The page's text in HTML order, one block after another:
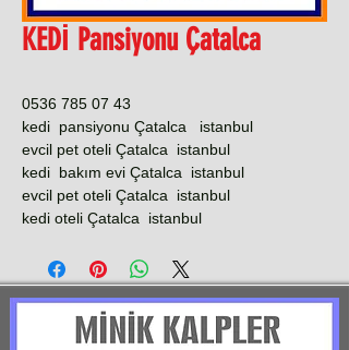
KEDİ Pansiyonu Çatalca
0536 785 07 43
kedi pansiyonu Çatalca istanbul
evcil pet oteli Çatalca istanbul
kedi bakım evi Çatalca istanbul
evcil pet oteli Çatalca istanbul
kedi oteli Çatalca istanbul